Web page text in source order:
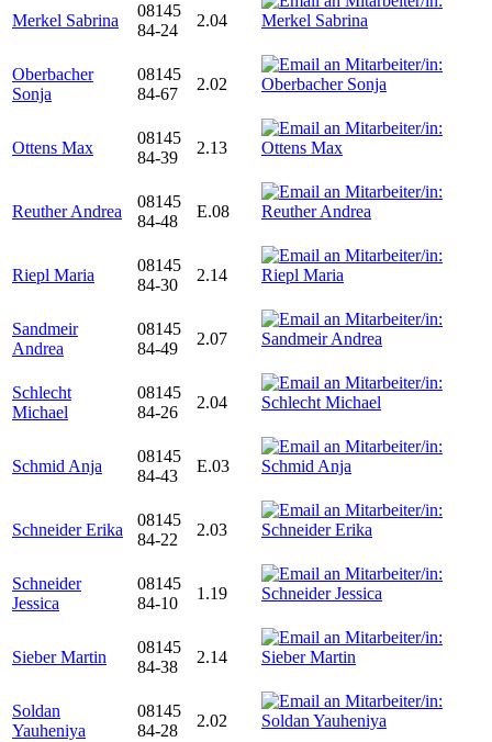
Merkel Sabrina
08145
84-24
2.04
Oberbacher
Sonja
08145
84-67
2.02
Ottens Max
08145
84-39
2.13
Reuther Andrea
08145
84-48
E.08
Riepl Maria
08145
84-30
2.14
Sandmeir
Andrea
08145
84-49
2.07
Schlecht
Michael
08145
84-26
2.04
Schmid Anja
08145
84-43
E.03
Schneider Erika
08145
84-22
2.03
Schneider
Jessica
08145
84-10
1.19
Sieber Martin
08145
84-38
2.14
Soldan
Yauheniya
08145
84-28
2.02